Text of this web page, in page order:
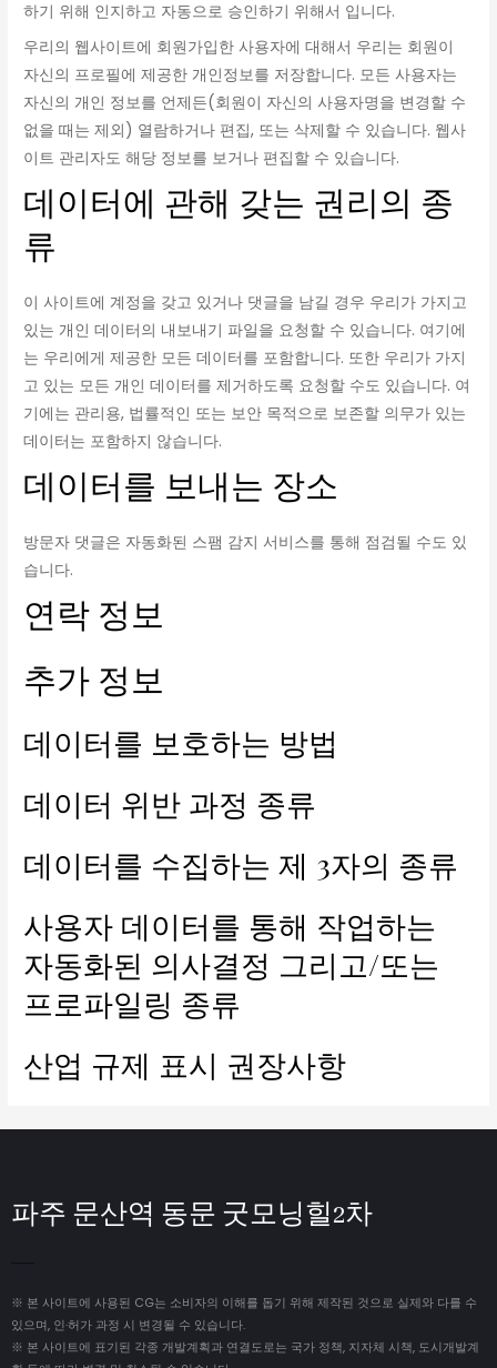
하기 위해 인지하고 자동으로 승인하기 위해서 입니다.
우리의 웹사이트에 회원가입한 사용자에 대해서 우리는 회원이
자신의 프로필에 제공한 개인정보를 저장합니다. 모든 사용자는
자신의 개인 정보를 언제든(회원이 자신의 사용자명을 변경할 수
없을 때는 제외) 열람하거나 편집, 또는 삭제할 수 있습니다. 웹사
이트 관리자도 해당 정보를 보거나 편집할 수 있습니다.
데이터에 관해 갖는 권리의 종
류
이 사이트에 계정을 갖고 있거나 댓글을 남길 경우 우리가 가지고
있는 개인 데이터의 내보내기 파일을 요청할 수 있습니다. 여기에
는 우리에게 제공한 모든 데이터를 포함합니다. 또한 우리가 가지
고 있는 모든 개인 데이터를 제거하도록 요청할 수도 있습니다. 여
기에는 관리용, 법률적인 또는 보안 목적으로 보존할 의무가 있는
데이터는 포함하지 않습니다.
데이터를 보내는 장소
방문자 댓글은 자동화된 스팸 감지 서비스를 통해 점검될 수도 있
습니다.
연락 정보
추가 정보
데이터를 보호하는 방법
데이터 위반 과정 종류
데이터를 수집하는 제 3자의 종류
사용자 데이터를 통해 작업하는
자동화된 의사결정 그리고/또는
프로파일링 종류
산업 규제 표시 권장사항
파주 문산역 동문 굿모닝힐2차
※ 본 사이트에 사용된 CG는 소비자의 이해를 돕기 위해 제작된 것으로 실제와 다를 수
있으며, 인·허가 과정 시 변경될 수 있습니다.
※ 본 사이트에 표기된 각종 개발계획과 연결도로는 국가 정책, 지자체 시책, 도시개발계